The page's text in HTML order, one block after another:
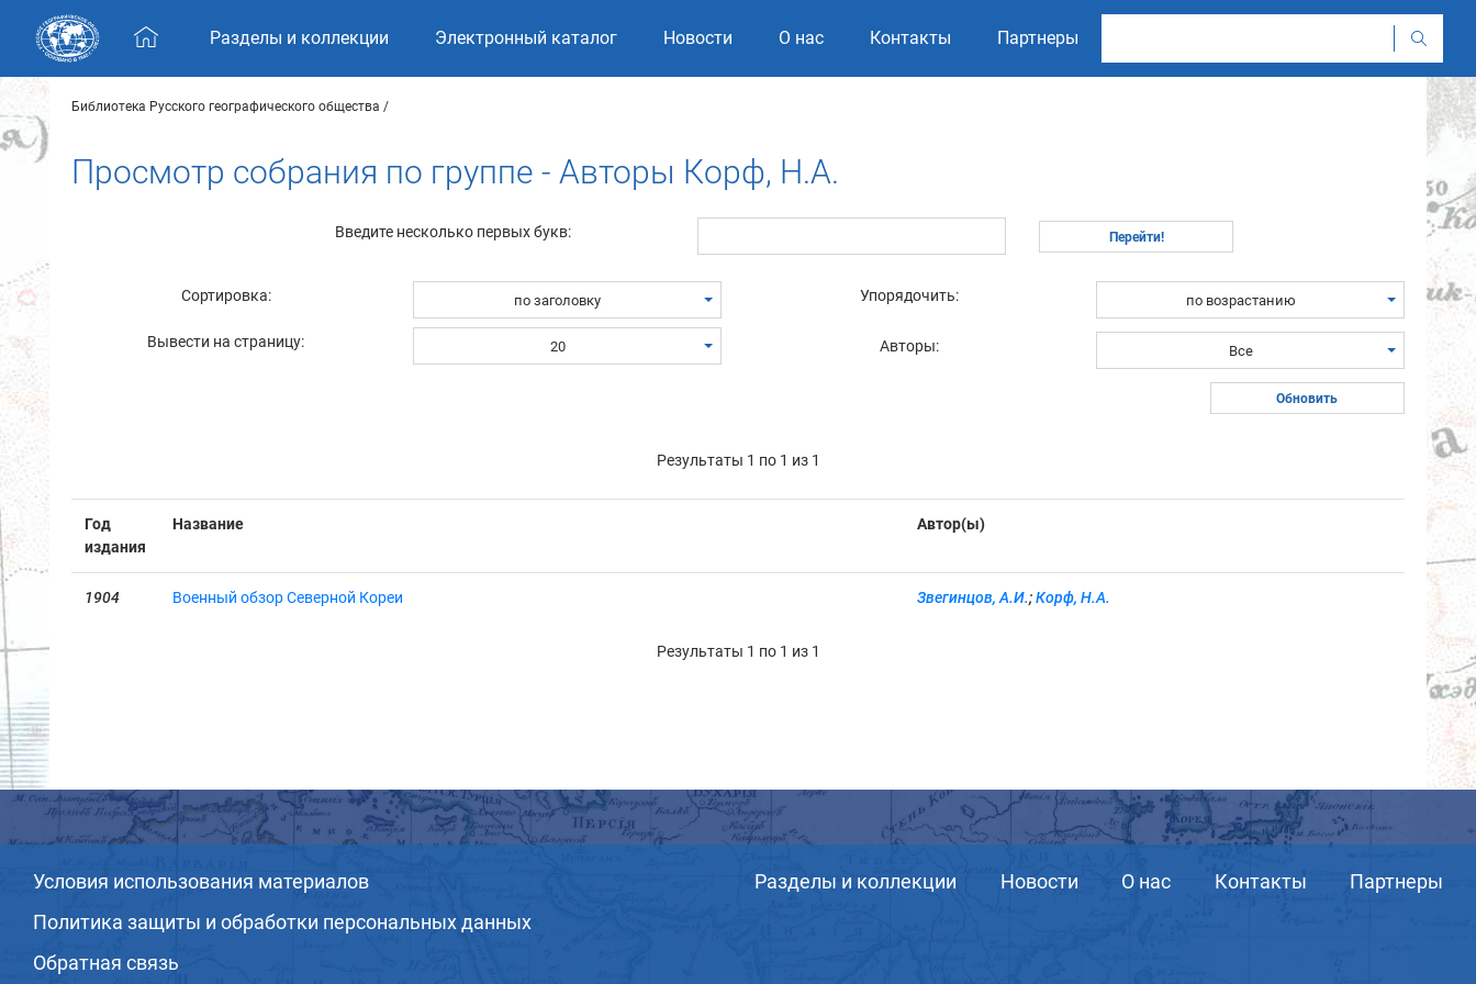
Skip navigation
Разделы и коллекции Электронный каталог Новости О нас Контакты Партнеры
Библиотека Русского географического общества
Просмотр собрания по группе - Авторы Корф, Н.А.
Введите несколько первых букв:
Сортировка: по заголовку Упорядочить: по возрастанию
Вывести на страницу: 20 Авторы: Все
Результаты 1 по 1 из 1
Год
издания
Название Автор(ы)
1904 Военный обзор Северной Кореи Звегинцов, А.И.;Корф, Н.А.
Результаты 1 по 1 из 1
Условия использования материалов
Политика защиты и обработки персональных данных
Обратная связь
Разделы и коллекции Новости О нас Контакты Партнеры